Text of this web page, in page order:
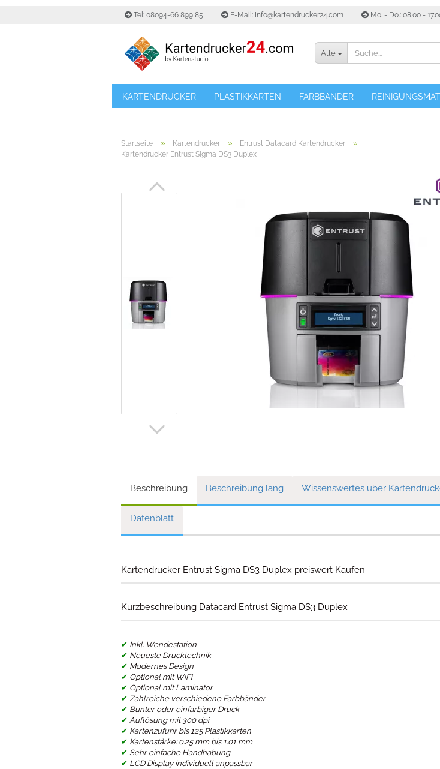
Tel: 08094-66 899 85 E-Mail: Info@kartendrucker24.com Mo. - Do.: 08.00 -
Alle
KARTENDRUCKER PLASTIKKARTEN FARBBÄNDER
Startseite » Kartendrucker » Entrust Datacard Kartendrucker »
Kartendrucker Entrust Sigma DS3 Duplex
Beschreibung Beschreibung lang Wissenswertes über
Datenblatt
Kartendrucker Entrust Sigma DS3 Duplex preiswert Kaufen
Kurzbeschreibung Datacard Entrust Sigma DS3 Duplex
✔ Inkl. Wendestation
✔ Neueste Drucktechnik
✔ Modernes Design
✔ Optional mit WiFi
✔ Optional mit Laminator
✔ Zahlreiche verschiedene Farbbänder
✔ Bunter oder einfarbiger Druck
✔ Auflösung mit 300 dpi
✔ Kartenzufuhr bis 125 Plastikkarten
✔ Kartenstärke: 0.25 mm bis 1.01 mm
✔ Sehr einfache Handhabung
✔ LCD Display individuell anpassbar